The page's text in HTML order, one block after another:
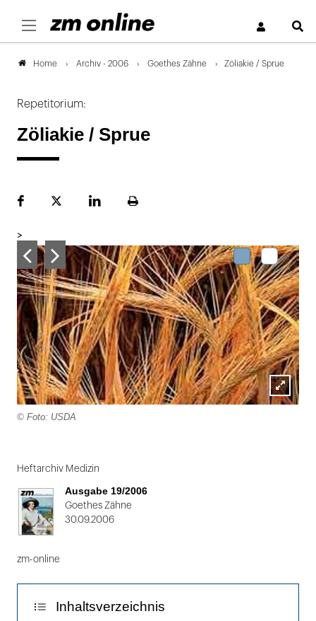
Home Archiv - 2006 Goethes Zähne Zöliakie / Sprue
Repetitorium:
Zöliakie / Sprue
FacebookPlattformLinekdInSeite
>
Lightbox
© Foto: USDA
1
von
2
Heftarchiv Medizin
Ausgabe 19/2006
Goethes Zähne
30.09.2006
zm-online
Inhaltsverzeichnis